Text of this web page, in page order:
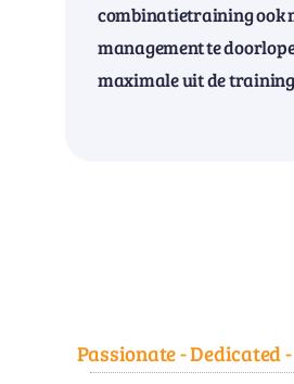
combinatietraining ook
management te
maximale uit de
Passionate - Dedicated